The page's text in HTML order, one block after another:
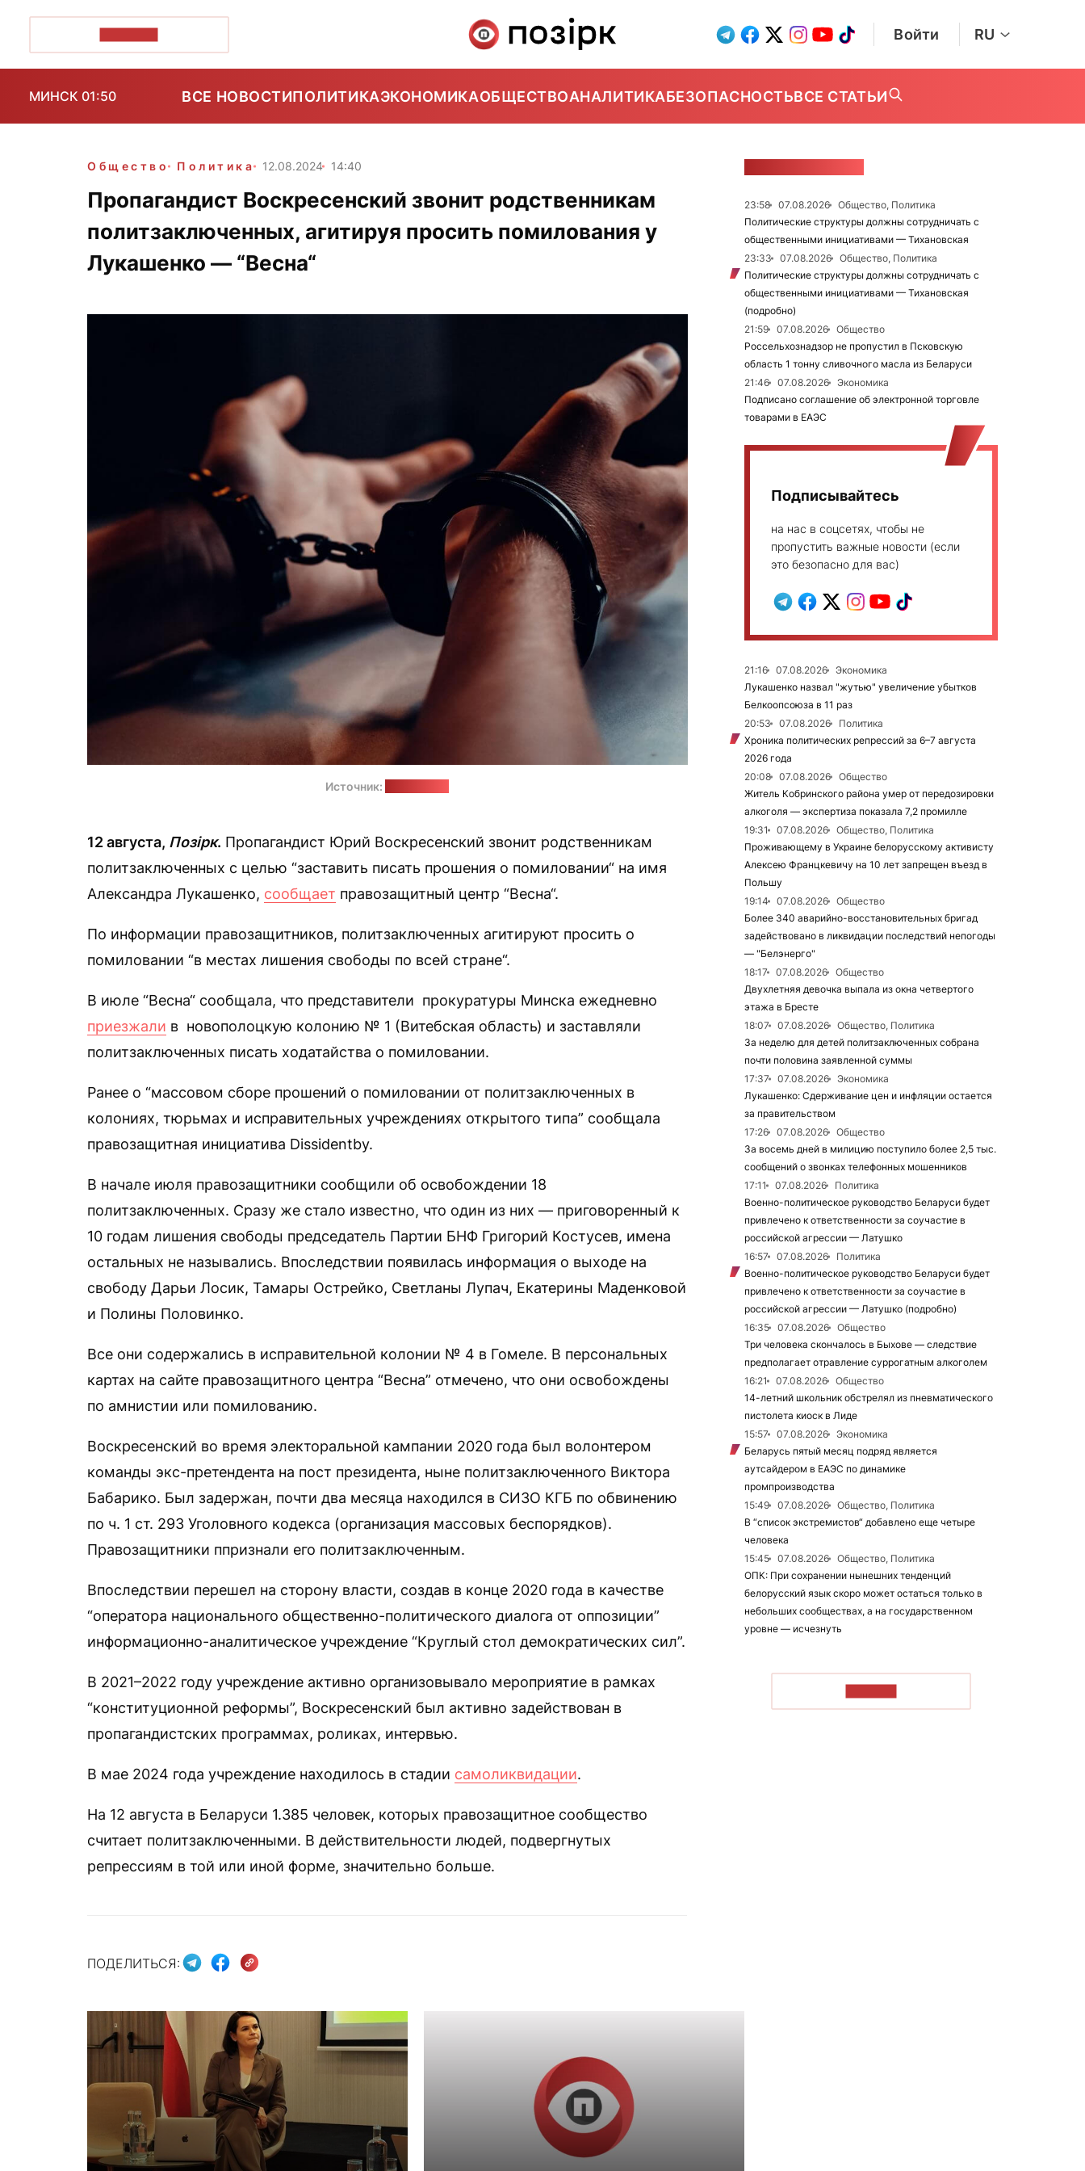
Войти RU
МИНСК 01:50 ВСЕ НОВОСТИПОЛИТИКАЭКОНОМИКАОБЩЕСТВОАНАЛИТИКАБЕЗОПАСНОСТЬВСЕ СТАТЬИ
Общество Политика 12.08.2024 14:40
Пропагандист Воскресенский звонит родственникам
политзаключенных, агитируя просить помилования у
Лукашенко — “Весна“
Источник:
12 августа, Позірк. Пропагандист Юрий Воскресенский звонит родственникам
политзаключенных с целью “заставить писать прошения о помиловании“ на имя
Александра Лукашенко, сообщает правозащитный центр “Весна“.
По информации правозащитников, политзаключенных агитируют просить о
помиловании “в местах лишения свободы по всей стране“.
В июле “Весна“ сообщала, что представители прокуратуры Минска ежедневно
приезжали в новополоцкую колонию № 1 (Витебская область) и заставляли
политзаключенных писать ходатайства о помиловании.
Ранее о “массовом сборе прошений о помиловании от политзаключенных в
колониях, тюрьмах и исправительных учреждениях открытого типа” сообщала
правозащитная инициатива Dissidentby.
В начале июля правозащитники сообщили об освобождении 18
политзаключенных. Сразу же стало известно, что один из них — приговоренный к
10 годам лишения свободы председатель Партии БНФ Григорий Костусев, имена
остальных не назывались. Впоследствии появилась информация о выходе на
свободу Дарьи Лосик, Тамары Острейко, Светланы Лупач, Екатерины Маденковой
и Полины Половинко.
Все они содержались в исправительной колонии № 4 в Гомеле. В персональных
картах на сайте правозащитного центра “Весна” отмечено, что они освобождены
по амнистии или помилованию.
Воскресенский во время электоральной кампании 2020 года был волонтером
команды экс-претендента на пост президента, ныне политзаключенного Виктора
Бабарико. Был задержан, почти два месяца находился в СИЗО КГБ по обвинению
по ч. 1 ст. 293 Уголовного кодекса (организация массовых беспорядков).
Правозащитники ппризнали его политзаключенным.
Впоследствии перешел на сторону власти, создав в конце 2020 года в качестве
“оператора национального общественно-политического диалога от оппозиции”
информационно-аналитическое учреждение “Круглый стол демократических сил”.
В 2021–2022 году учреждение активно организовывало мероприятие в рамках
“конституционной реформы”, Воскресенский был активно задействован в
пропагандистских программах, роликах, интервью.
В мае 2024 года учреждение находилось в стадии самоликвидации.
На 12 августа в Беларуси 1.385 человек, которых правозащитное сообщество
считает политзаключенными. В действительности людей, подвергнутых
репрессиям в той или иной форме, значительно больше.
ПОДЕЛИТЬСЯ:
23:58 07.08.2026
Общество, Политика
Политические структуры должны сотрудничать с
общественными инициативами — Тихановская
23:33
07.08.2026
Общество, Политика
Политические структуры должны сотрудничать с
общественными инициативами — Тихановская
(подробно)
21:59
07.08.2026
Общество
Россельхознадзор не пропустил в Псковскую
область 1 тонну сливочного масла из Беларуси
21:46
07.08.2026
Экономика
Подписано соглашение об электронной торговле
товарами в ЕАЭС
Подписывайтесь
на нас в соцсетях, чтобы не
пропустить важные новости (если
это безопасно для вас)
21:16 07.08.2026
Экономика
Лукашенко назвал "жутью" увеличение убытков
Белкоопсоюза в 11 раз
20:53
07.08.2026
Политика
Хроника политических репрессий за 6–7 августа
2026 года
20:08
07.08.2026
Общество
Житель Кобринского района умер от передозировки
алкоголя — экспертиза показала 7,2 промилле
19:31
07.08.2026
Общество, Политика
Проживающему в Украине белорусскому активисту
Алексею Францкевичу на 10 лет запрещен въезд в
Польшу
19:14
07.08.2026
Общество
Более 340 аварийно-восстановительных бригад
задействовано в ликвидации последствий непогоды
— "Белэнерго"
18:17
07.08.2026
Общество
Двухлетняя девочка выпала из окна четвертого
этажа в Бресте
18:07
07.08.2026
Общество, Политика
За неделю для детей политзаключенных собрана
почти половина заявленной суммы
17:37
07.08.2026
Экономика
Лукашенко: Сдерживание цен и инфляции остается
за правительством
17:26
07.08.2026
Общество
За восемь дней в милицию поступило более 2,5 тыс.
сообщений о звонках телефонных мошенников
17:11
07.08.2026
Политика
Военно-политическое руководство Беларуси будет
привлечено к ответственности за соучастие в
российской агрессии — Латушко
16:57
07.08.2026
Политика
Военно-политическое руководство Беларуси будет
привлечено к ответственности за соучастие в
российской агрессии — Латушко (подробно)
16:35
07.08.2026
Общество
Три человека скончалось в Быхове — следствие
предполагает отравление суррогатным алкоголем
16:21
07.08.2026
Общество
14-летний школьник обстрелял из пневматического
пистолета киоск в Лиде
15:57
07.08.2026
Экономика
Беларусь пятый месяц подряд является
аутсайдером в ЕАЭС по динамике
промпроизводства
15:49
07.08.2026
Общество, Политика
В “список экстремистов“ добавлено еще четыре
человека
15:45
07.08.2026
Общество, Политика
ОПК: При сохранении нынешних тенденций
белорусский язык скоро может остаться только в
небольших сообществах, а на государственном
уровне — исчезнуть